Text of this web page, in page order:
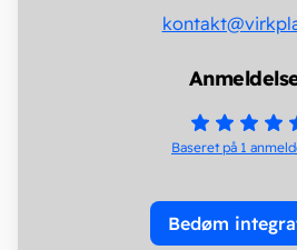
Baseret på 1
Bedøm